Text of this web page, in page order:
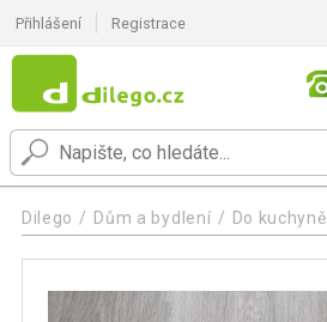
Přihlášení Registrace
Dilego Dům a bydlení Do kuchyně